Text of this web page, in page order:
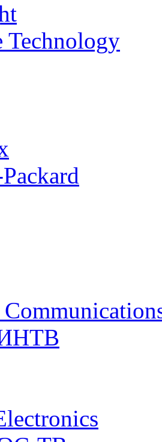
Technology